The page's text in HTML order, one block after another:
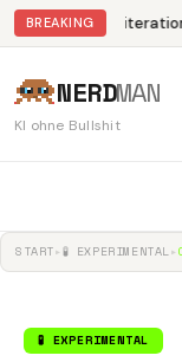
BREAKING
NERDMAN
KI ohne Bullshit
START▸ 🧪 EXPERIMENTAL▸
🧪 EXPERIMENTAL